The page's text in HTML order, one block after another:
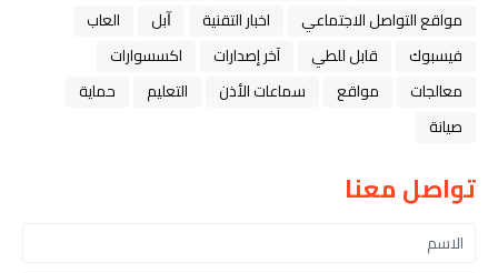
مواقع التواصل الاجتماعي
اخبار التقنية ﺁﺑﻞ
العاب
فيسبوك
قابل للطي آخر إصدارات
اكسسوارات
معالجات
مواقع سماعات الأذن التعليم
حماية
صيانة
تواصل معنا